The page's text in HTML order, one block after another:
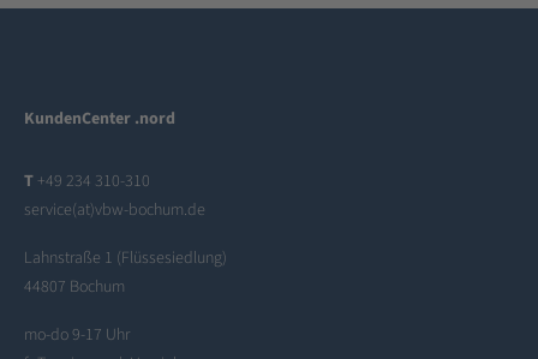
KundenCenter .nord
T +49 234 310-310
service(at)vbw-bochum.de
Lahnstraße 1 (Flüssesiedlung)
44807 Bochum
mo-do 9-17 Uhr